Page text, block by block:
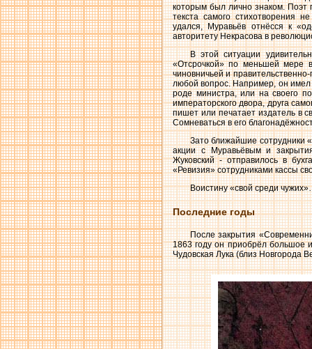
которым был лично знаком. Поэт
текста самого стихотворения
удался, Муравьёв отнёсся к
авторитету Некрасова в
В этой ситуации
«Отсрочкой» по меньшей мере
чиновничьей и
любой вопрос. Например, он имел
роде министра, или на своего
императорского двора, друга
пишет или печатает издатель в
Сомневаться в его
Зато ближайшие сотрудники
акции с Муравьёвым и
Жуковский - отправилось в
«Ревизия» сотрудниками кассы
Воистину «свой среди
Последние годы
После закрытия
1863 году он приобрёл большое
Чудовская Лука (близ Новгорода